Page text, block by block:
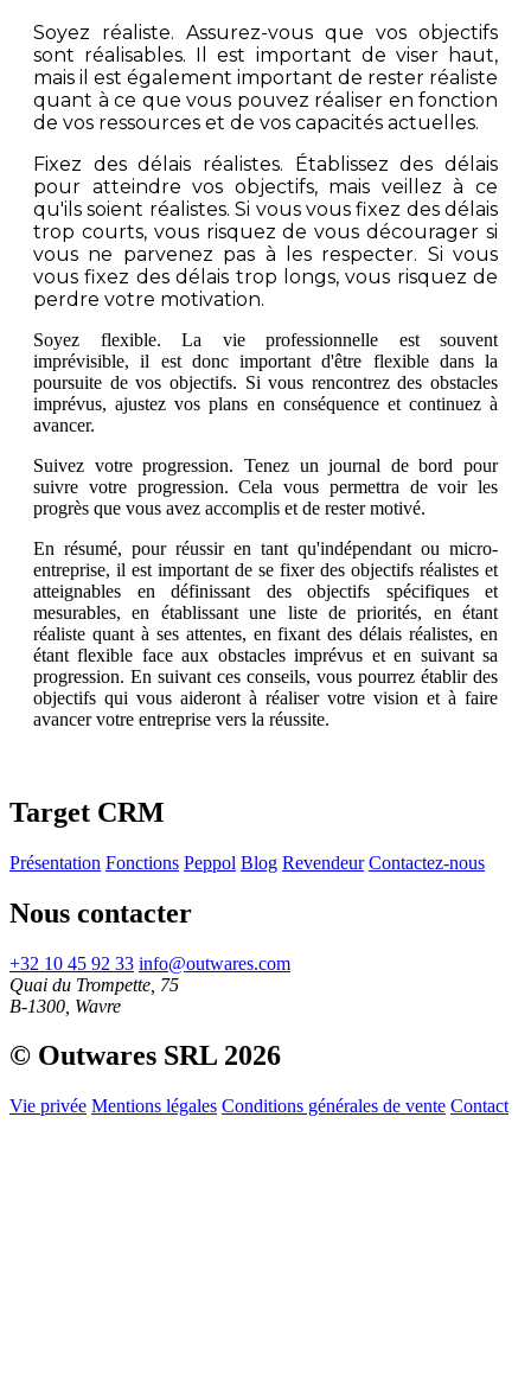
Soyez réaliste. Assurez-vous que vos objectifs
sont réalisables. Il est important de viser haut,
mais il est également important de rester réaliste
quant à ce que vous pouvez réaliser en fonction
de vos ressources et de vos capacités actuelles.
Fixez des délais réalistes. Établissez des délais
pour atteindre vos objectifs, mais veillez à ce
qu'ils soient réalistes. Si vous vous fixez des délais
trop courts, vous risquez de vous décourager si
vous ne parvenez pas à les respecter. Si vous
vous fixez des délais trop longs, vous risquez de
perdre votre motivation.
Soyez flexible. La vie professionnelle est souvent
imprévisible, il est donc important d'être flexible dans la
poursuite de vos objectifs. Si vous rencontrez des obstacles
imprévus, ajustez vos plans en conséquence et continuez à
avancer.
Suivez votre progression. Tenez un journal de bord pour
suivre votre progression. Cela vous permettra de voir les
progrès que vous avez accomplis et de rester motivé.
En résumé, pour réussir en tant qu'indépendant ou micro-
entreprise, il est important de se fixer des objectifs réalistes et
atteignables en définissant des objectifs spécifiques et
mesurables, en établissant une liste de priorités, en étant
réaliste quant à ses attentes, en fixant des délais réalistes, en
étant flexible face aux obstacles imprévus et en suivant sa
progression. En suivant ces conseils, vous pourrez établir des
objectifs qui vous aideront à réaliser votre vision et à faire
avancer votre entreprise vers la réussite.
Target CRM
Présentation Fonctions Peppol Blog Revendeur Contactez-nous
Nous contacter
+32 10 45 92 33 info@outwares.com
Quai du Trompette, 75
B-1300, Wavre
© Outwares SRL 2026
Vie privée Mentions légales Conditions générales de vente Contact